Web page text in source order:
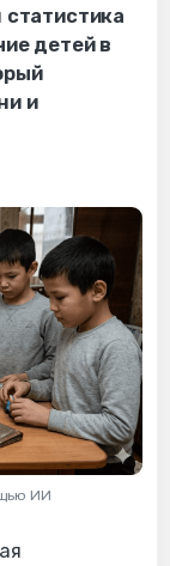
детей в
и
ИИ